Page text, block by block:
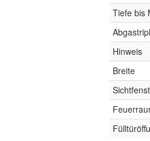
Tiefe bis
Hinweis
Breite